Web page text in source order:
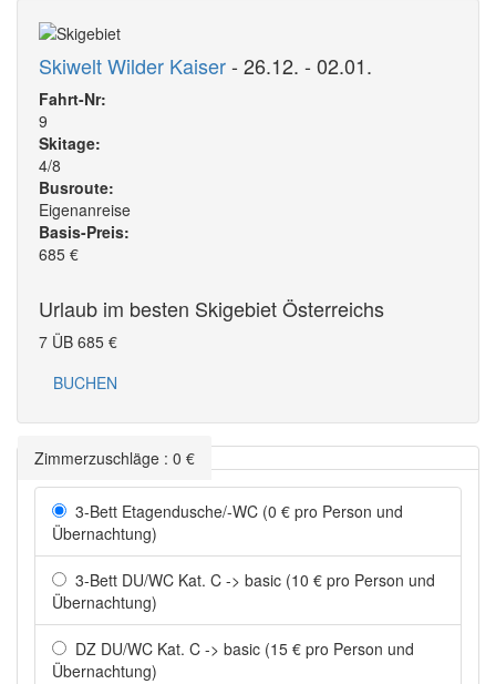
Skiwelt Wilder Kaiser- 26.12. - 02.01.
Fahrt-Nr:
9
Skitage:
4/8
Busroute:
Eigenanreise
Basis-Preis:
685 €
Urlaub im besten Skigebiet Österreichs
7 ÜB 685 €
BUCHEN
Zimmerzuschläge : 0 €
3-Bett Etagendusche/-WC (0 € pro Person und
Übernachtung)
3-Bett DU/WC Kat. C -> basic (10 € pro Person und
Übernachtung)
DZ DU/WC Kat. C -> basic (15 € pro Person und
Übernachtung)